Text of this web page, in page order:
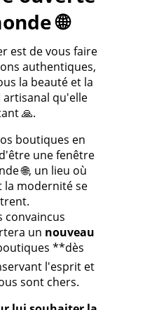
🌐
est de vous faire
authentiques,
la beauté et la
artisanal qu'elle
🙏.
boutiques en
une fenêtre
🌐, un lieu où
modernité se
convaincus
un nouveau
**dès
l'esprit et
sont chers.